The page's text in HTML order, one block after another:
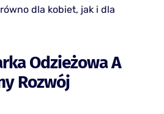
dla kobiet, jak i dla
Odzieżowa A
Rozwój